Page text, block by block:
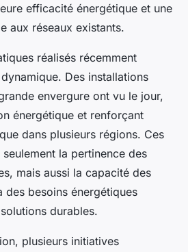
efficacité énergétique et une
aux réseaux existants.
réalisés récemment
Des installations
envergure ont vu le jour,
énergétique et renforçant
dans plusieurs régions. Ces
la pertinence des
mais aussi la capacité des
des besoins énergétiques
durables.
plusieurs initiatives